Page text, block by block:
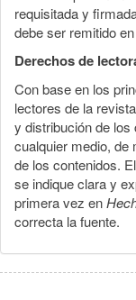
requisitada y
debe ser remitido
Derechos de
Con base en los
lectores de la
y distribución de los
cualquier medio, de
de los contenidos.
se indique clara y
primera vez en
correcta la fuente.